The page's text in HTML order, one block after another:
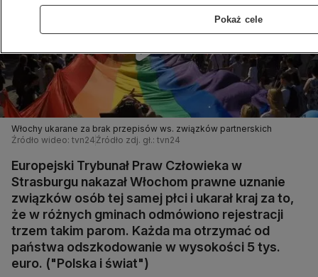
Włochy ukarane za brak przepisów ws. związków partnerskich
Źródło wideo: tvn24 Źródło zdj. gł.: tvn24
Europejski Trybunał Praw Człowieka w
Strasburgu nakazał Włochom prawne uznanie
związków osób tej samej płci i ukarał kraj za to,
że w różnych gminach odmówiono rejestracji
trzem takim parom. Każda ma otrzymać od
państwa odszkodowanie w wysokości 5 tys.
euro. ("Polska i świat")
Pokaż cele